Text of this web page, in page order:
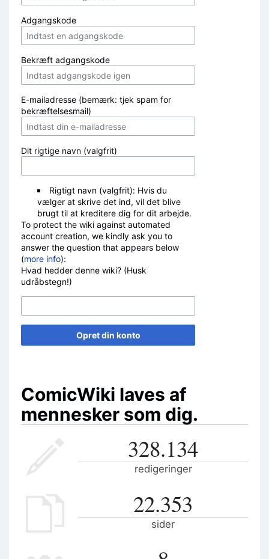
Adgangskode
Bekræft adgangskode
E-mailadresse (bemærk: tjek spam for
bekræftelsesmail)
Dit rigtige navn (valgfrit)
Rigtigt navn (valgfrit): Hvis du
vælger at skrive det ind, vil det blive
brugt til at kreditere dig for dit arbejde.
To protect the wiki against automated
account creation, we kindly ask you to
answer the question that appears below
(more info):
Hvad hedder denne wiki? (Husk
udråbstegn!)
Opret din konto
ComicWiki laves af
mennesker som dig.
328.134
redigeringer
22.353
sider